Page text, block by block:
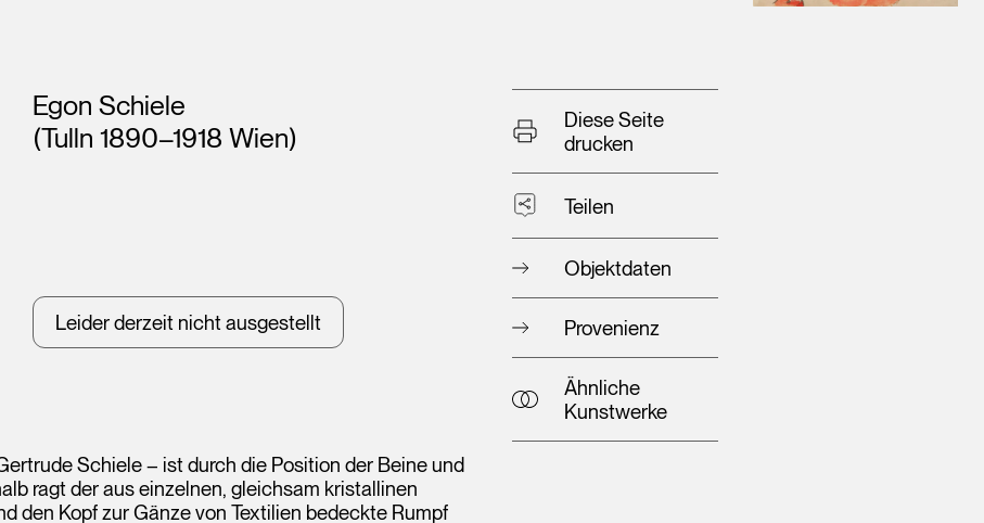
Künstler*innen
Egon Schiele
(Tulln 1890–1918 Wien)
Leider derzeit nicht ausgestellt
Diese Seite
drucken
Teilen
Objektdaten
Provenienz
Ähnliche
Kunstwerke
Schiele – ist durch die Position der Beine und
ragt der aus einzelnen, gleichsam kristallinen
den Kopf zur Gänze von Textilien bedeckte Rumpf